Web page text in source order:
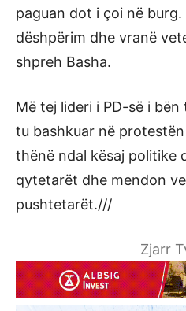
paguan dot i çoi në
dëshpërim dhe vranë
shpreh Basha.
Më tej lideri i PD-së i
tu bashkuar në
thënë ndal kësaj politike
qytetarët dhe mendon
pushtetarët.///
Zjarr